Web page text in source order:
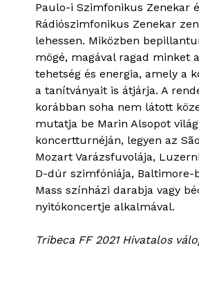
Paulo-i Szimfonikus Zenekar
Rádiószimfonikus Zenekar
lehessen. Miközben
mögé, magával ragad minket
tehetség és energia, amely a
a tanítványait is átjárja. A
korábban soha nem látott
mutatja be Marin Alsopot
koncertturnéján, legyen az
Mozart Varázsfuvolája,
D-dúr szimfóniája, Baltimore-
Mass színházi darabja vagy
nyitókoncertje alkalmával.
Tribeca FF 2021 Hivatalos